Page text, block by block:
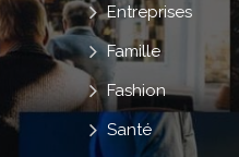
Entreprises
Famille
Fashion
Santé